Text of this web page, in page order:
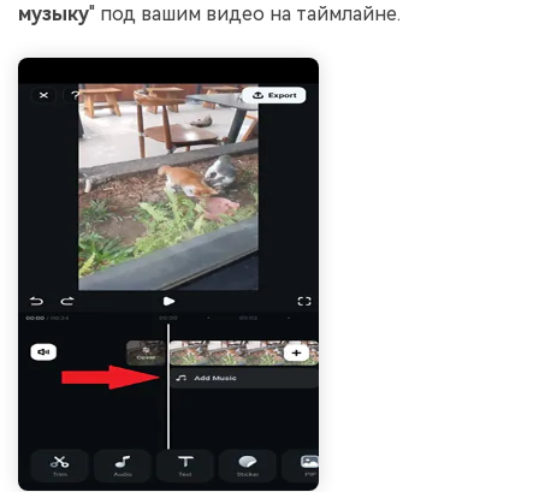
музыку" под вашим видео на таймлайне.